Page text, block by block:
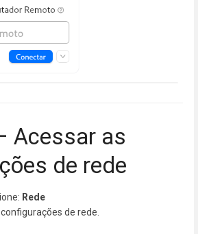
Acessar as
de rede
Rede
de rede.